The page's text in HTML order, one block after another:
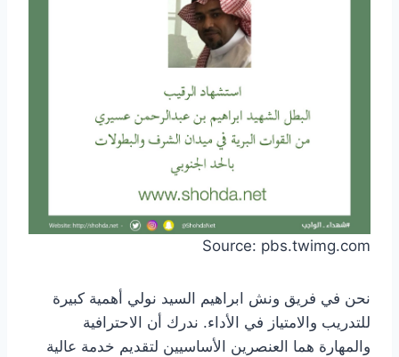
Source: pbs.twimg.com
نحن في فريق ونش ابراهيم السيد نولي أهمية كبيرة
للتدريب والامتياز في الأداء. ندرك أن الاحترافية
والمهارة هما العنصرين الأساسيين لتقديم خدمة عالية